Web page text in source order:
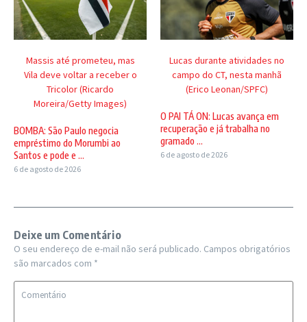
Massis até prometeu, mas
Vila deve voltar a receber o
Tricolor (Ricardo
Moreira/Getty Images)
BOMBA: São Paulo negocia
empréstimo do Morumbi ao
Santos e pode e ...
6 de agosto de 2026
Lucas durante atividades no
campo do CT, nesta manhã
(Erico Leonan/SPFC)
O PAI TÁ ON: Lucas avança em
recuperação e já trabalha no
gramado ...
6 de agosto de 2026
Deixe um Comentário
O seu endereço de e-mail não será publicado. Campos obrigatórios
são marcados com *